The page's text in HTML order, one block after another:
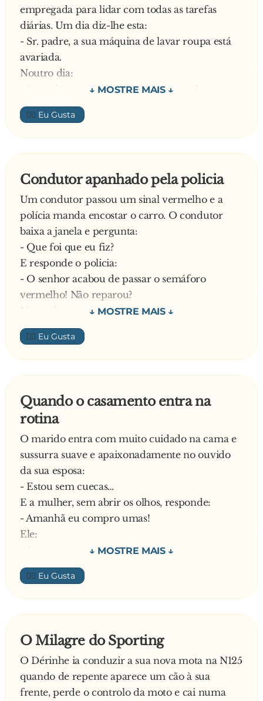
empregada para lidar com todas as tarefas
diárias. Um dia diz-lhe esta:
- Sr. padre, a sua máquina de lavar roupa está
avariada.
Noutro dia:
- Sr. padre a sua televisão está estragada.
Farto de ouvir aquela conversa, um dia, o padre
diz:
- D. Maria, como não sou casado e moro
consigo pode dizer que as coisas são nossas.
esse tipo de linguagem. Um dia o Bispo foi a
casa do padre e, no meio da visita, aparece a
empregada entra na sala muito aflita aos gritos:
- Sr. padre está um rato no nosso quarto
debaixo da nossa cama!
👍🏼
Condutor apanhado pela policia
Um condutor passou um sinal vermelho e a
polícia manda encostar o carro. O condutor
baixa a janela e pergunta:
- Que foi que eu fiz?
E responde o policia:
- O senhor acabou de passar o semáforo
vermelho! Não reparou?
Nessa altura ouve-se uma mulher:
- Estou sempre a dizer-lhe que não passe com o
sinal vermelho, mas ele não me liga nenhuma!
- Cala-te, estúpida! – Grita-lhe o marido.
O polícia finge que não ouve e diz:
conduzir a 110 à hora, quando não devia andar
a mais de 90!
Diz a mulher:
- Nunca entro no carro que não lhe diga que vá
devagar, mas ele tem a mania de que ele é que
sabe!
- Cala-te, parva! — Grita-lhe novamente o
marido.
Chocado o policia fala para a mulher:
- Minha senhora, o seu marido fala-lhe sempre
desta maneira?!
E responde ela:
- Não! Só quando vai bêbado…
👍🏼
Quando o casamento entra na
rotina
O marido entra com muito cuidado na cama e
sussurra suave e apaixonadamente no ouvido
da sua esposa:
- Estou sem cuecas…
E a mulher, sem abrir os olhos, responde:
- Amanhã eu compro umas!
Ele:
- Amor, eu quero amá-la.
Ela responde:
- Está em cima do guarda-roupa.
Numa última tentativa:
- Não entendes-te, eu vou amar-te!
- Vá a Marte, a Jupiter, ou onde quiseres Mas,
por favor, deixa-me dormir!!!
👍🏼
O Milagre do Sporting
O Dérinhe ia conduzir a sua nova mota na N125
quando de repente aparece um cão à sua
frente, perde o controlo da moto e cai numa